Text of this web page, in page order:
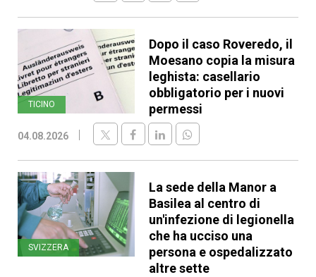
TICINO
Dopo il caso Roveredo, il
Moesano copia la misura
leghista: casellario
obbligatorio per i nuovi
permessi
04.08.2026
SVIZZERA
La sede della Manor a
Basilea al centro di
un'infezione di legionella
che ha ucciso una
persona e ospedalizzato
altre sette